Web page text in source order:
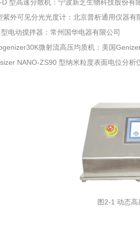
D 型高速分散机：宁波新芝生物科技股份有
紫外可见分光光度计：北京普析通用仪器有
电动搅拌器：常州国华电器有限公司
微射流高压均质机：美国Genizer
NANO-ZS90 型纳米粒度表面电位分析
图2-1 动态